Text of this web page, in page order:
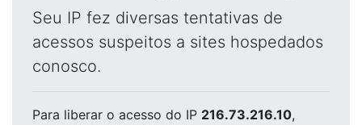
Seu IP fez diversas tentativas de
acessos suspeitos a sites hospedados
conosco.
Para liberar o acesso do IP 216.73.216.10,